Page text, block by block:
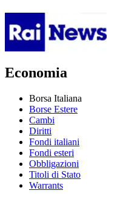
Economia
Borsa Italiana
Borse Estere
Cambi
Diritti
Fondi italiani
Fondi esteri
Obbligazioni
Titoli di Stato
Warrants